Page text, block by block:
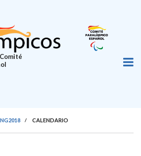
/ CALENDARIO